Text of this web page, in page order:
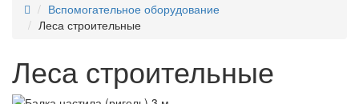
Вспомогательное оборудование
Леса строительные
Леса строительные